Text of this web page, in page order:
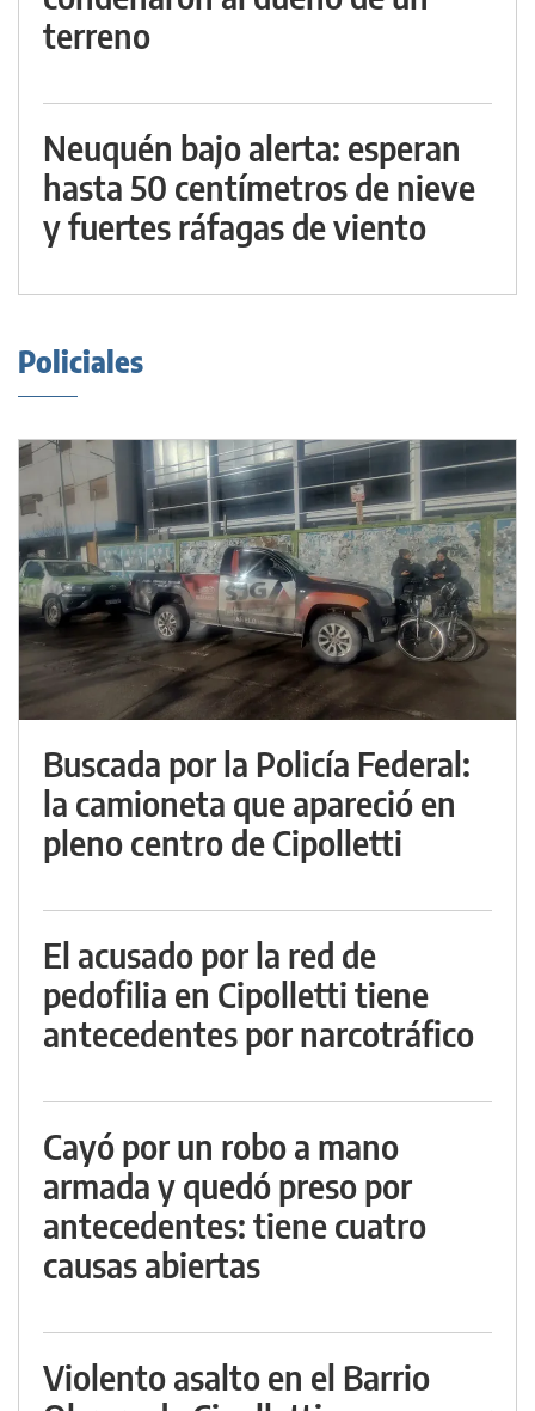
terreno
Neuquén bajo alerta: esperan
hasta 50 centímetros de nieve
y fuertes ráfagas de viento
Policiales
Buscada por la Policía Federal:
la camioneta que apareció en
pleno centro de Cipolletti
El acusado por la red de
pedofilia en Cipolletti tiene
antecedentes por narcotráfico
Cayó por un robo a mano
armada y quedó preso por
antecedentes: tiene cuatro
causas abiertas
Violento asalto en el Barrio